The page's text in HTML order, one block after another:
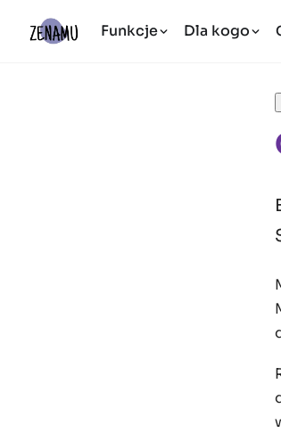
Funkcje Dla kogo